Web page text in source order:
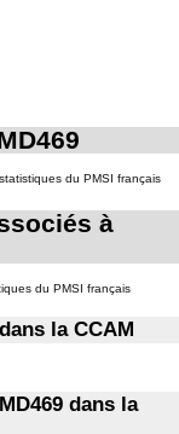
du PMSI français
à
du PMSI français
la CCAM
dans la